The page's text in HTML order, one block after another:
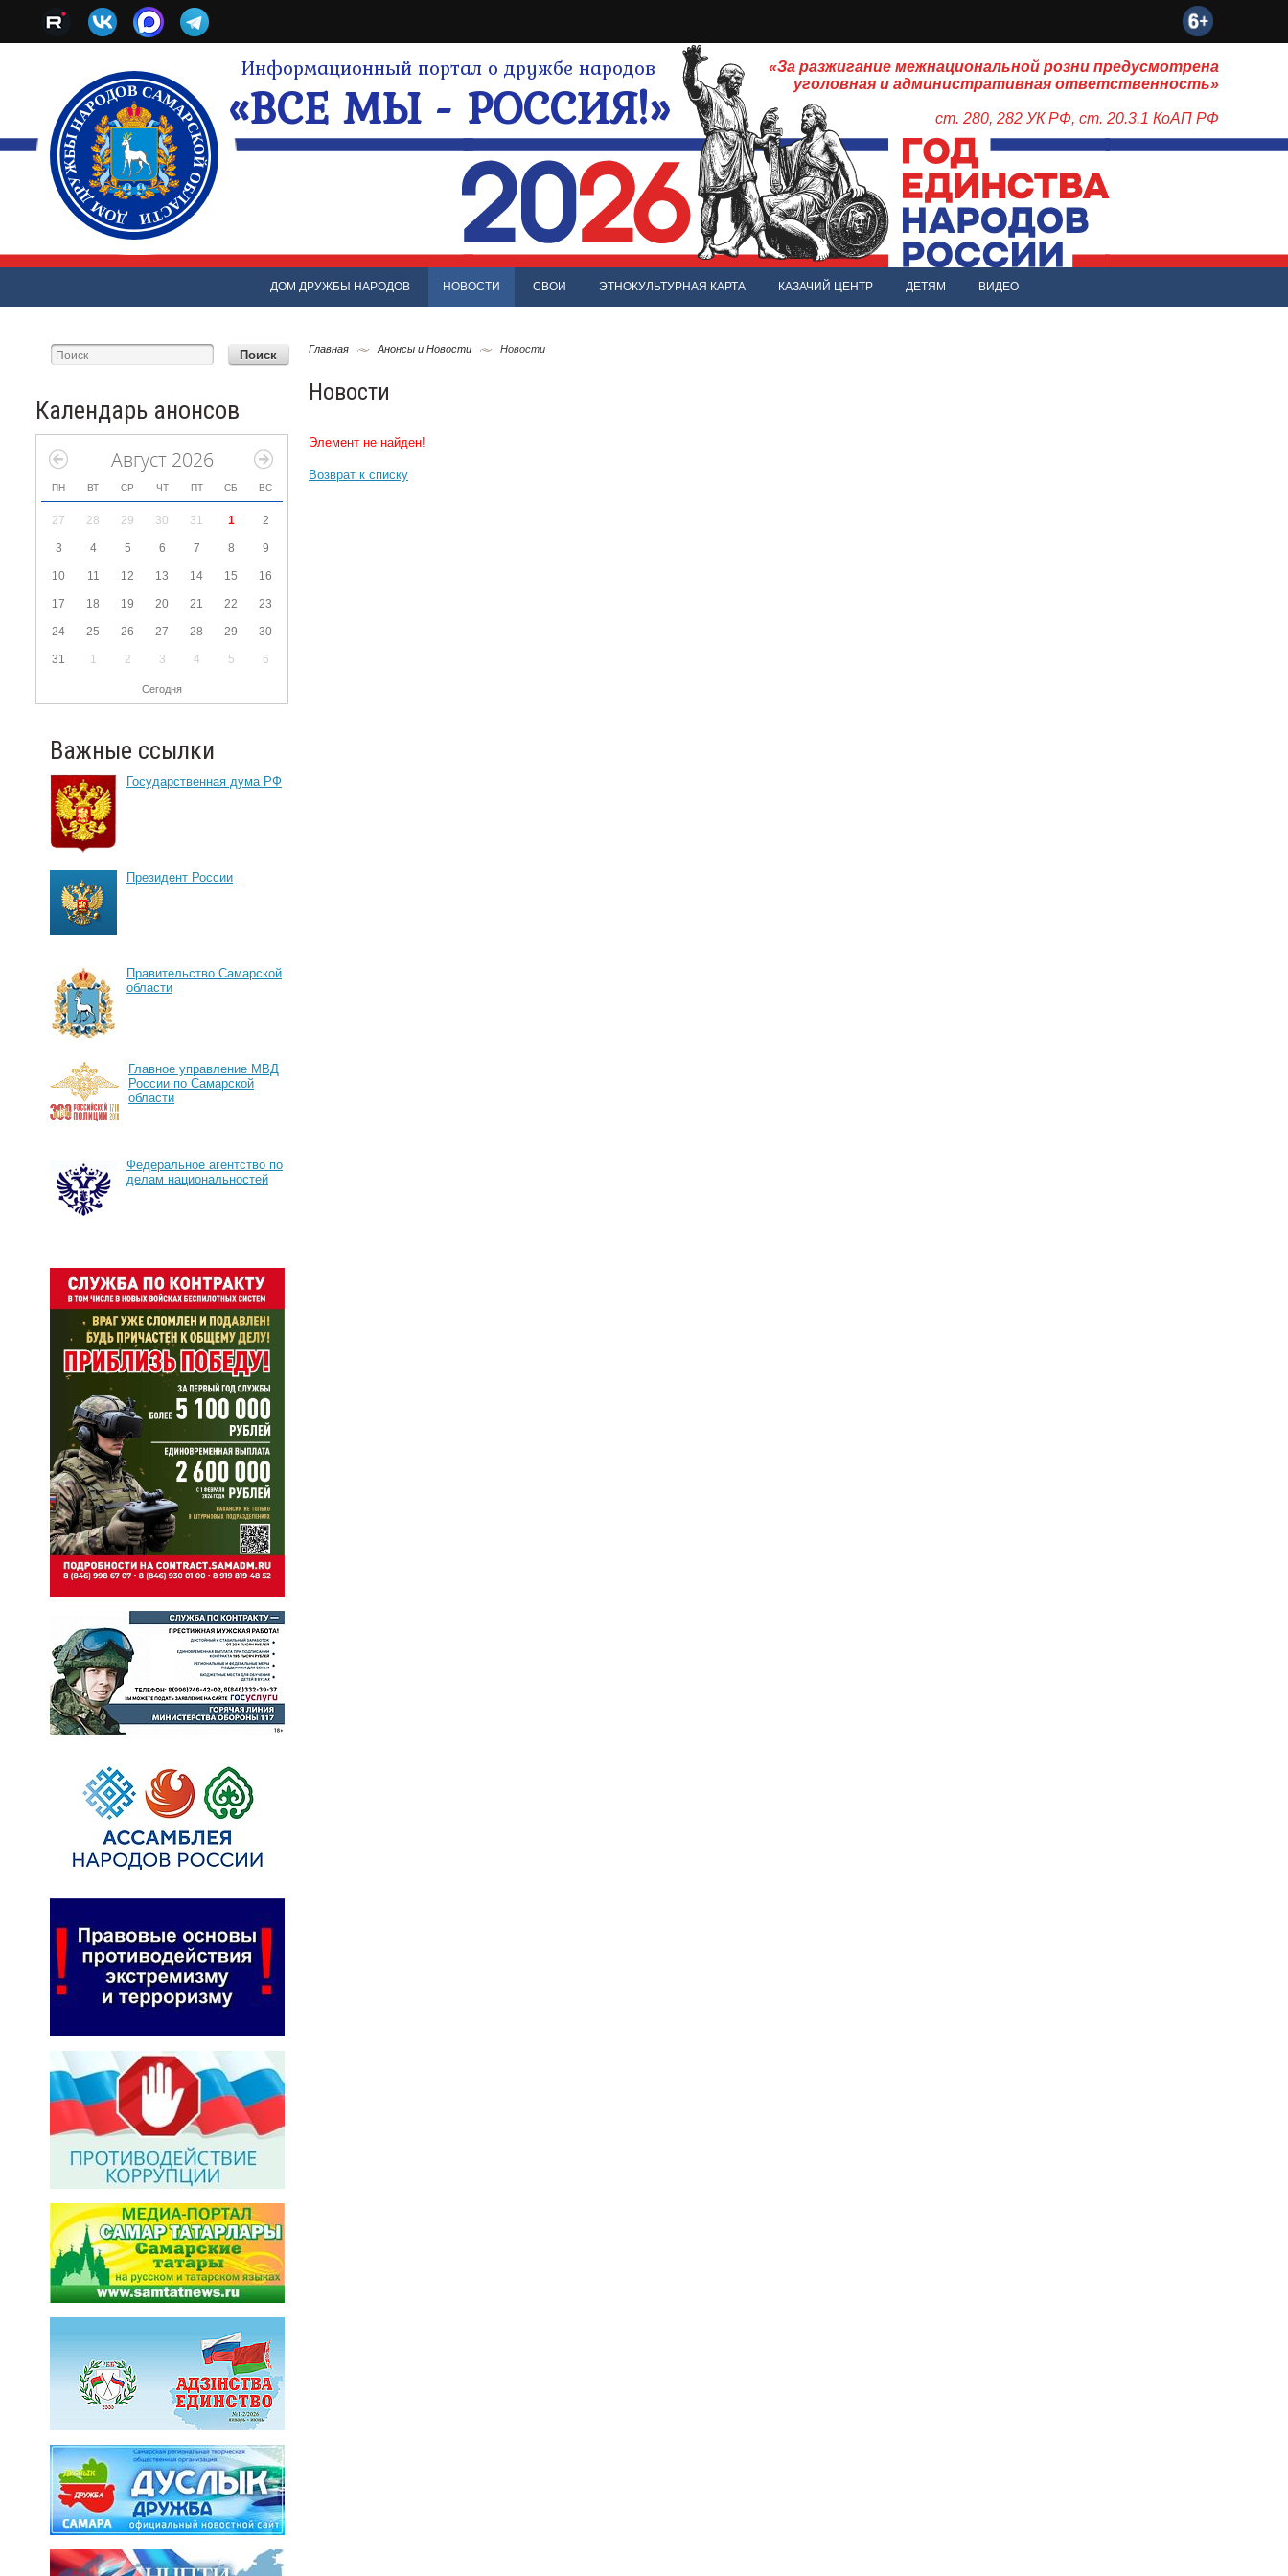
Информационный портал о дружбе народов
«ВСЕ МЫ - РОССИЯ!»
«За разжигание межнациональной розни предусмотрена
уголовная и административная ответственность»
ст. 280, 282 УК РФ, ст. 20.3.1 КоАП РФ
ДОМ ДРУЖБЫ НАРОДОВ НОВОСТИ СВОИ ЭТНОКУЛЬТУРНАЯ КАРТА КАЗАЧИЙ ЦЕНТР ДЕТЯМ ВИДЕО
Календарь анонсов
Август 2026
ПН ВТ СР ЧТ ПТ СБ ВС
27 28 29 30 31 1 2
3 4 5 6 7 8 9
10 11 12 13 14 15 16
17 18 19 20 21 22 23
24 25 26 27 28 29 30
31 1 2 3 4 5 6
Сегодня
Важные ссылки
Государственная дума РФ
Президент России
Правительство Самарской
области
Главное управление МВД
России по Самарской
области
Федеральное агентство по
делам национальностей
Главная Анонсы и Новости Новости
Новости
Элемент не найден!
Возврат к списку